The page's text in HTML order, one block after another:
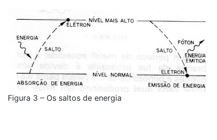
Figura 3 – Os saltos de energia